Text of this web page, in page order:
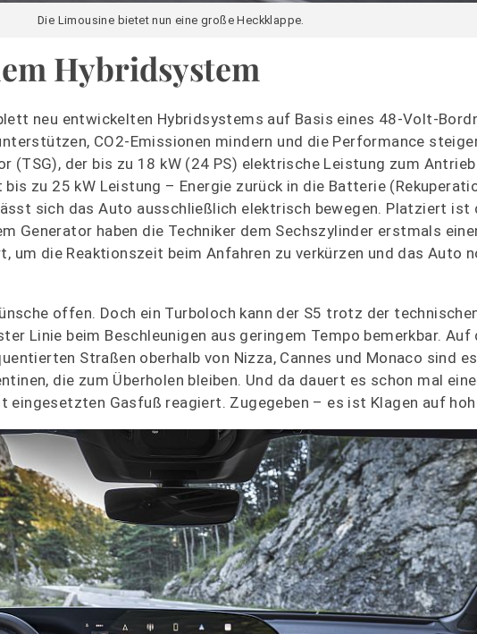
Die Limousine bietet nun eine große Heckklappe.
Hybridsystem
neu entwickelten Hybridsystems auf Basis eines 48-Volt-
CO2-Emissionen mindern und die Performance
(TSG), der bis zu 18 kW (24 PS) elektrische Leistung zum
zu 25 kW Leistung – Energie zurück in die Batterie
sich das Auto ausschließlich elektrisch bewegen. Platziert ist
Generator haben die Techniker dem Sechszylinder erstmals
um die Reaktionszeit beim Anfahren zu verkürzen und das Auto
offen. Doch ein Turboloch kann der S5 trotz der
Linie beim Beschleunigen aus geringem Tempo bemerkbar. Auf
Straßen oberhalb von Nizza, Cannes und Monaco sind
die zum Überholen bleiben. Und da dauert es schon mal
eingesetzten Gasfuß reagiert. Zugegeben – es ist Klagen auf